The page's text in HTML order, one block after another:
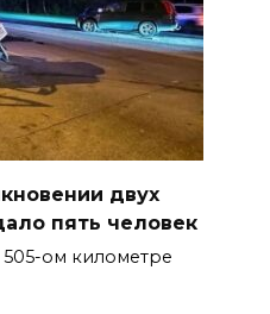
двух
пять человек
ом километре